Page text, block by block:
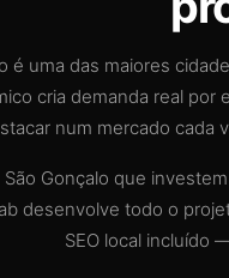
é uma das maiores
cria demanda real por
num mercado cada
São Gonçalo que
desenvolve todo o
SEO local incluído